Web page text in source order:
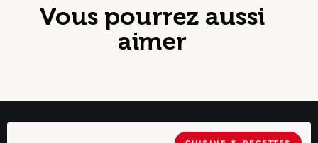
Vous pourrez aussi
aimer